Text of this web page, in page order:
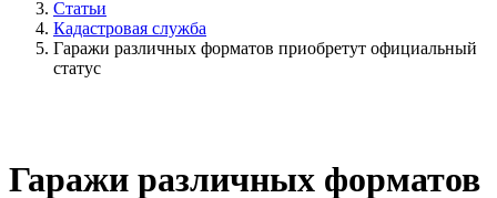
Статьи
Кадастровая служба
Гаражи различных форматов приобретут официальный
статус
Гаражи различных форматов